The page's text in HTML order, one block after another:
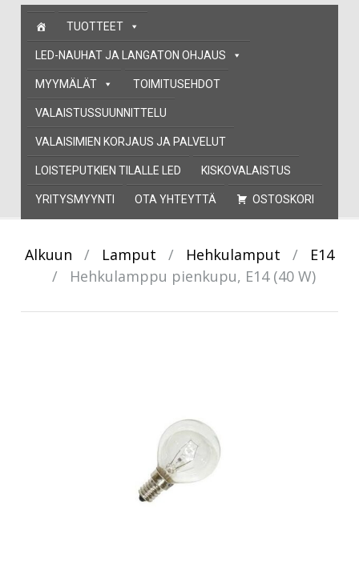
Skip
content
TUOTTEET
LED-NAUHAT JA LANGATON OHJAUS
MYYMÄLÄT TOIMITUSEHDOT
VALAISTUSSUUNNITTELU
VALAISIMIEN KORJAUS JA PALVELUT
LOISTEPUTKIEN TILALLE LED KISKOVALAISTUS
YRITYSMYYNTI OTA YHTEYTTÄ OSTOSKORI
Alkuun / Lamput / Hehkulamput /
E14
/
Hehkulamppu pienkupu, E14 (40 W)